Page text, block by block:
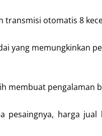
otomatis 8
yang memungkinkan
pengalaman
harga jual